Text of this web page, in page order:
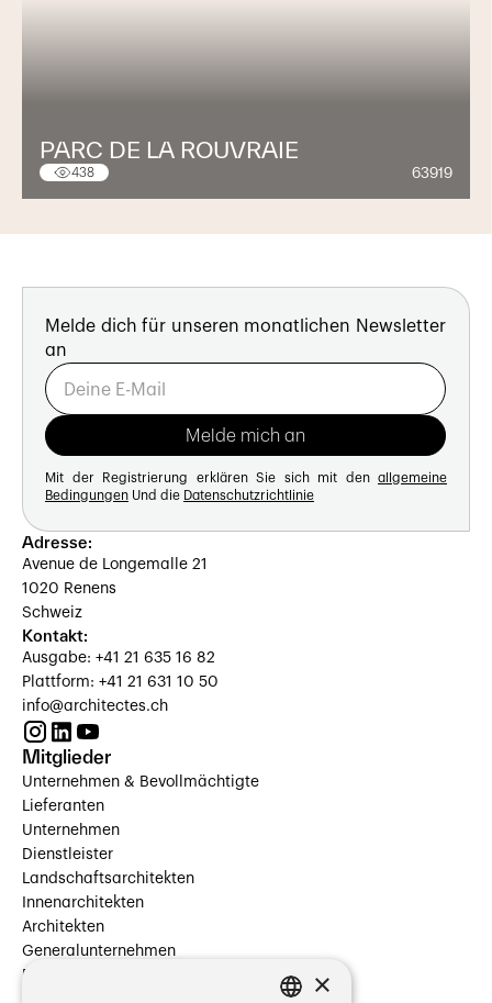
PARC DE LA ROUVRAIE
438 63919
Melde dich für unseren monatlichen Newsletter
an
Mit der Registrierung erklären Sie sich mit den allgemeine
Bedingungen Und die Datenschutzrichtlinie
Adresse:
Avenue de Longemalle 21
1020 Renens
Schweiz
Kontakt:
Ausgabe: +41 21 635 16 82
Plattform: +41 21 631 10 50
info@architectes.ch
Mitglieder
Unternehmen & Bevollmächtigte
Lieferanten
Unternehmen
Dienstleister
Landschaftsarchitekten
Innenarchitekten
Architekten
Generalunternehmen
Beauftragte Unternehmen
×